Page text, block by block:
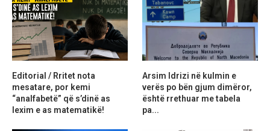
Editorial / Rritet nota
mesatare, por kemi
“analfabetë” që s’dinë as
lexim e as matematikë!
Arsim Idrizi në kulmin e
verës po bën gjum dimëror,
është rrethuar me tabela
pa...